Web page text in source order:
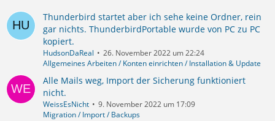
Thunderbird startet aber ich sehe keine Ordner, rein
gar nichts. ThunderbirdPortable wurde von PC zu PC
kopiert.
HudsonDaReal
26. November 2022 um 22:24
Allgemeines Arbeiten / Konten einrichten / Installation & Update
Alle Mails weg, Import der Sicherung funktioniert
nicht.
WeissEsNicht
9. November 2022 um 17:09
Migration / Import / Backups